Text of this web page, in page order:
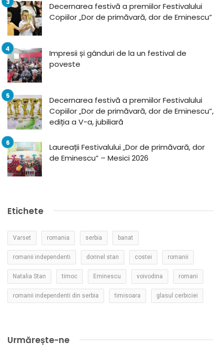
Decernarea festivă a premiilor Festivalului
Copiilor „Dor de primăvară, dor de Eminescu”
Impresii și gânduri de la un festival de
poveste
Decernarea festivă a premiilor Festivalului
Copiilor „Dor de primăvară, dor de Eminescu”,
ediția a V-a, jubiliară
Laureații Festivalului „Dor de primăvară, dor
de Eminescu” – Mesici 2026
Etichete
Varset romania serbia banat
romanii independenti dorinel stan costei romanii
Natalia Stan timoc Eminescu voivodina romani
romanii independenti din serbia timisoara glasul cerbiciei
Urmărește-ne